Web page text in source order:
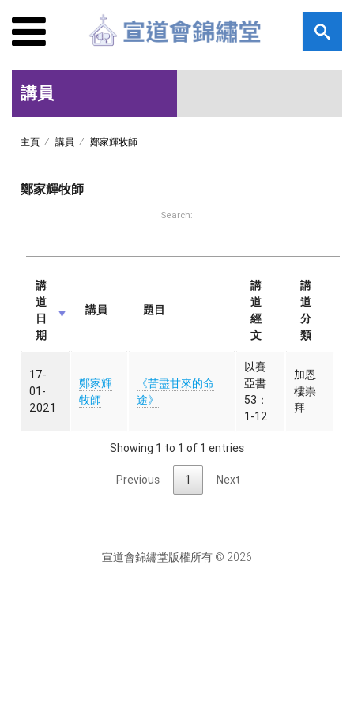
講員
主頁 講員 鄭家輝牧師
鄭家輝牧師
Search:
講
道
日
期
講員 題目
講
道
經
文
講
道
分
類
17-
01-
2021
鄭家輝
牧師
《苦盡甘來的命
途》
以賽
亞書
53：
1-12
加恩
樓崇
拜
Showing 1 to 1 of 1 entries
Previous 1 Next
宣道會錦繡堂版權所有 © 2026